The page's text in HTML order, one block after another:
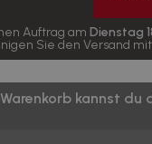
Auftrag amDienstag
Sie den Versand
kannst du